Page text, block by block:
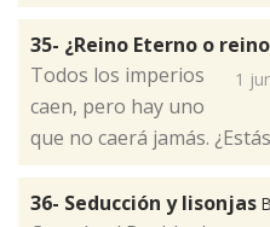
35- ¿Reino Eterno o
1
Todos los imperios
caen, pero hay uno
que no caerá jamás.
36- Seducción y lisonjas